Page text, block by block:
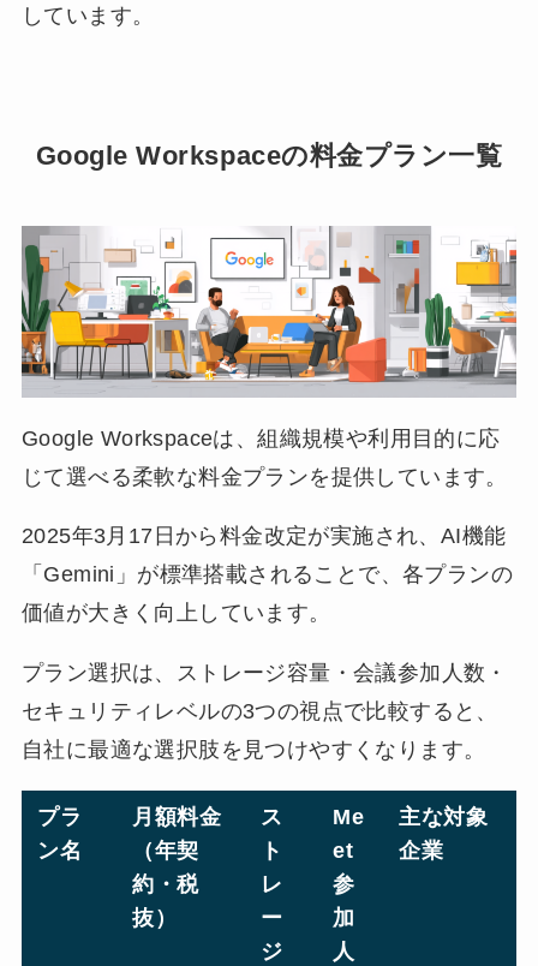
しています。
Google Workspaceの料金プラン一覧
Google Workspaceは、組織規模や利用目的に応
じて選べる柔軟な料金プランを提供しています。
2025年3月17日から料金改定が実施され、AI機能
「Gemini」が標準搭載されることで、各プランの
価値が大きく向上しています。
プラン選択は、ストレージ容量・会議参加人数・
セキュリティレベルの3つの視点で比較すると、
自社に最適な選択肢を見つけやすくなります。
プラ
ン名
月額料金
（年契
約・税
抜）
ス
ト
レ
ー
ジ
Me
et
参
加
人
主な対象
企業